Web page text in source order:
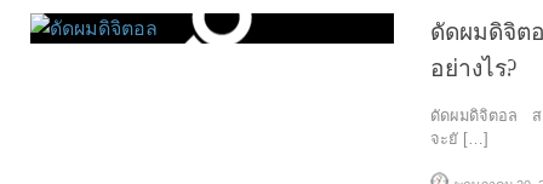
ดัดผมดิจิต
อย่างไร?
ดัดผมดิจิตอล ส
จะยั […]